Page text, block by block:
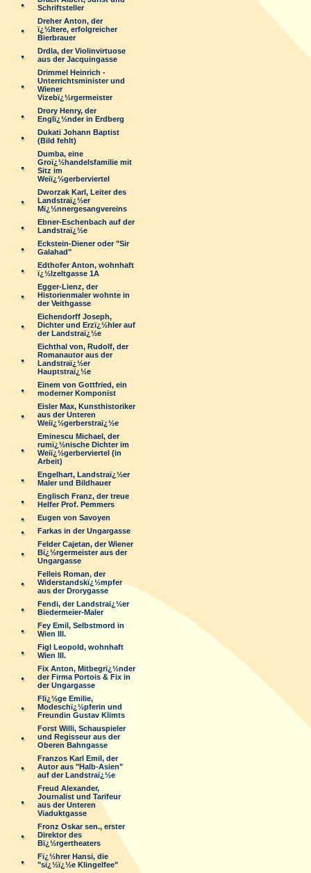
Schriftsteller
Dreher Anton, der
ï¿½ltere, erfolgreicher
Bierbrauer
Drdla, der Violinvirtuose
aus der Jacquingasse
Drimmel Heinrich -
Unterrichtsminister und
Wiener
Vizebï¿½rgermeister
Drory Henry, der
Englï¿½nder in Erdberg
Dukati Johann Baptist
(Bild fehlt)
Dumba, eine
Groï¿½handelsfamilie mit
Sitz im
Weiï¿½gerberviertel
Dworzak Karl, Leiter des
Landstraï¿½er
Mï¿½nnergesangvereins
Ebner-Eschenbach auf der
Landstraï¿½e
Eckstein-Diener oder "Sir
Galahad"
Edthofer Anton, wohnhaft
ï¿½lzeltgasse 1A
Egger-Lienz, der
Historienmaler wohnte in
der Veithgasse
Eichendorff Joseph,
Dichter und Erzï¿½hler auf
der Landstraï¿½e
Eichthal von, Rudolf, der
Romanautor aus der
Landstraï¿½er
Hauptstraï¿½e
Einem von Gottfried, ein
moderner Komponist
Eisler Max, Kunsthistoriker
aus der Unteren
Weiï¿½gerberstraï¿½e
Eminescu Michael, der
rumï¿½nische Dichter im
Weiï¿½gerberviertel (in
Arbeit)
Engelhart, Landstraï¿½er
Maler und Bildhauer
Englisch Franz, der treue
Helfer Prof. Pemmers
Eugen von Savoyen
Farkas in der Ungargasse
Felder Cajetan, der Wiener
Bï¿½rgermeister aus der
Ungargasse
Felleis Roman, der
Widerstandskï¿½mpfer
aus der Drorygasse
Fendi, der Landstraï¿½er
Biedermeier-Maler
Fey Emil, Selbstmord in
Wien III.
Figl Leopold, wohnhaft
Wien III.
Fix Anton, Mitbegrï¿½nder
der Firma Portois & Fix in
der Ungargasse
Flï¿½ge Emilie,
Modeschï¿½pferin und
Freundin Gustav Klimts
Forst Willi, Schauspieler
und Regisseur aus der
Oberen Bahngasse
Franzos Karl Emil, der
Autor aus "Halb-Asien"
auf der Landstraï¿½e
Freud Alexander,
Journalist und Tarifeur
aus der Unteren
Viaduktgasse
Fronz Oskar sen., erster
Direktor des
Bï¿½rgertheaters
Fï¿½hrer Hansi, die
"sï¿½ï¿½e Klingelfee"